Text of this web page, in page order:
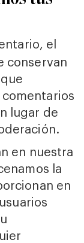
el
conservan
lugar de
en nuestra
la
en